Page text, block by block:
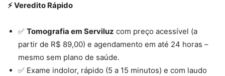
⚡ Veredito Rápido
✅ Tomografia em Serviluz com preço acessível (a
partir de R$ 89,00) e agendamento em até 24 horas –
mesmo sem plano de saúde.
✅ Exame indolor, rápido (5 a 15 minutos) e com laudo